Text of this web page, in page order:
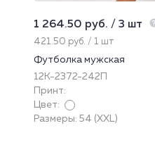
1 264.50 руб. / 3 шт
421.50 руб. / 1 шт
Футболка мужская
12К-2372-242П
Принт:
Цвет:
Размеры: 54 (XXL)